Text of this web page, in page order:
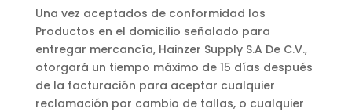
Una vez aceptados de conformidad los
Productos en el domicilio señalado para
entregar mercancía, Hainzer Supply S.A De C.V.,
otorgará un tiempo máximo de 15 días después
de la facturación para aceptar cualquier
reclamación por cambio de tallas, o cualquier